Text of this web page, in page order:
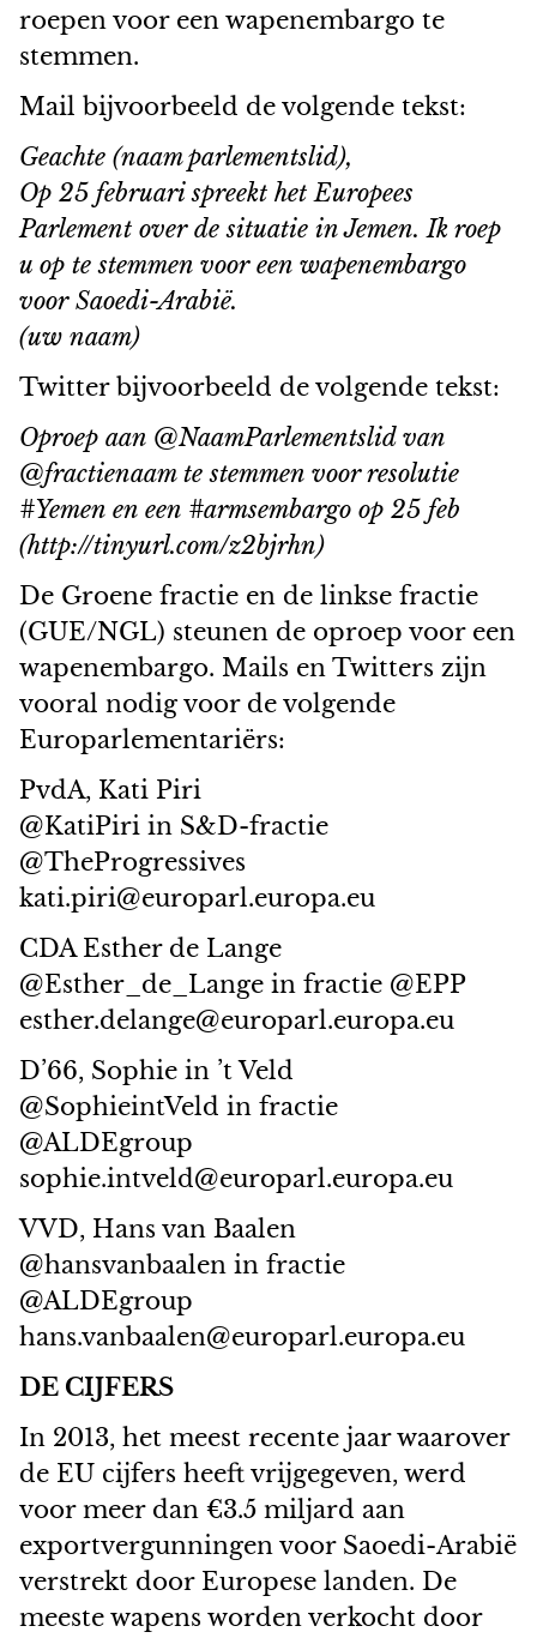
roepen voor een wapenembargo te
stemmen.
Mail bijvoorbeeld de volgende tekst:
Geachte (naam parlementslid),
Op 25 februari spreekt het Europees
Parlement over de situatie in Jemen. Ik roep
u op te stemmen voor een wapenembargo
voor Saoedi-Arabië.
(uw naam)
Twitter bijvoorbeeld de volgende tekst:
Oproep aan @NaamParlementslid van
@fractienaam te stemmen voor resolutie
#Yemen en een #armsembargo op 25 feb
(http://tinyurl.com/z2bjrhn)
De Groene fractie en de linkse fractie
(GUE/NGL) steunen de oproep voor een
wapenembargo. Mails en Twitters zijn
vooral nodig voor de volgende
Europarlementariërs:
PvdA, Kati Piri
@KatiPiri in S&D-fractie
@TheProgressives
kati.piri@europarl.europa.eu
CDA Esther de Lange
@Esther_de_Lange in fractie @EPP
esther.delange@europarl.europa.eu
D’66, Sophie in ’t Veld
@SophieintVeld in fractie
@ALDEgroup
sophie.intveld@europarl.europa.eu
VVD, Hans van Baalen
@hansvanbaalen in fractie
@ALDEgroup
hans.vanbaalen@europarl.europa.eu
DE CIJFERS
In 2013, het meest recente jaar waarover
de EU cijfers heeft vrijgegeven, werd
voor meer dan €3.5 miljard aan
exportvergunningen voor Saoedi-Arabië
verstrekt door Europese landen. De
meeste wapens worden verkocht door